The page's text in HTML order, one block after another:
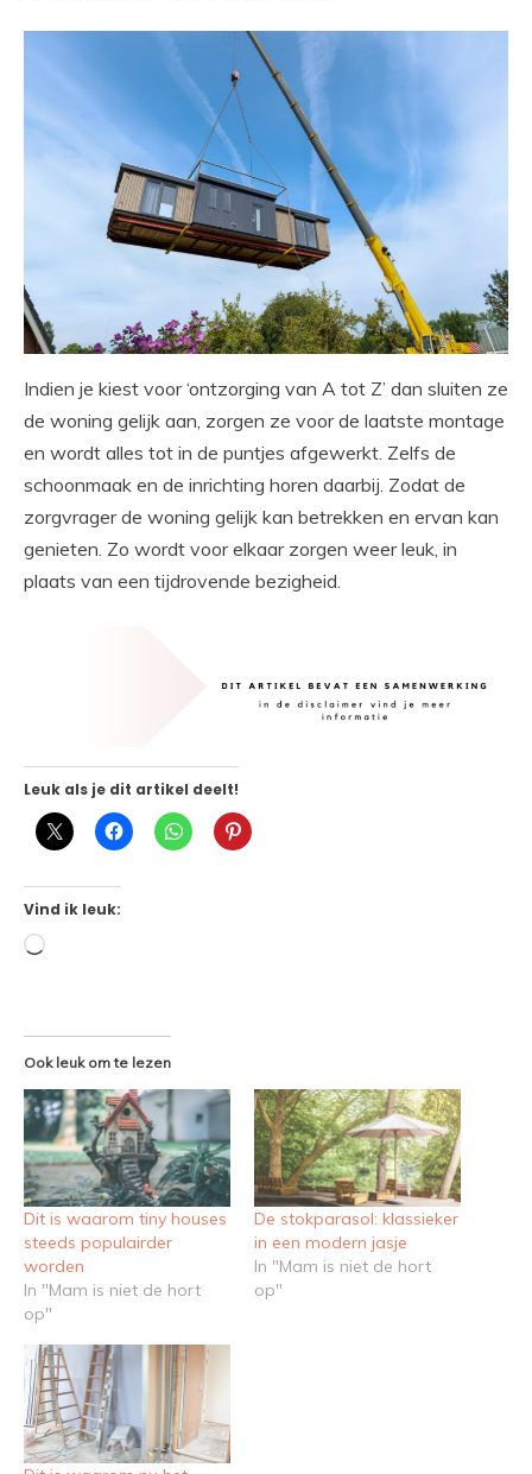
Indien je kiest voor ‘ontzorging van A tot Z’ dan sluiten ze
de woning gelijk aan, zorgen ze voor de laatste montage
en wordt alles tot in de puntjes afgewerkt. Zelfs de
schoonmaak en de inrichting horen daarbij. Zodat de
zorgvrager de woning gelijk kan betrekken en ervan kan
genieten. Zo wordt voor elkaar zorgen weer leuk, in
plaats van een tijdrovende bezigheid.
Leuk als je dit artikel deelt!
Vind ik leuk:
Aan
Ook leuk om te lezen
Dit is waarom tiny houses
steeds populairder
worden
In "Mam is niet de hort
op"
De stokparasol: klassieker
in een modern jasje
In "Mam is niet de hort
op"